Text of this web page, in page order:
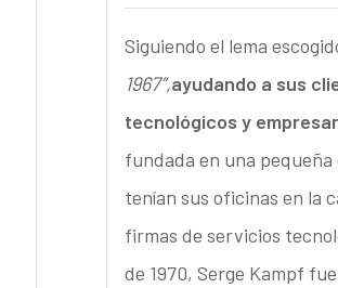
Siguiendo el lema
1967”,ayudando a sus
tecnológicos y
fundada en una
tenían sus oficinas en la
firmas de servicios
de 1970, Serge Kampf